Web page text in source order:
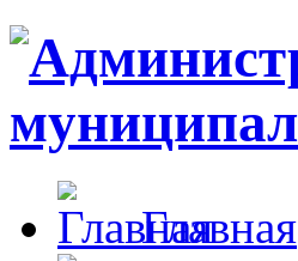
Главная